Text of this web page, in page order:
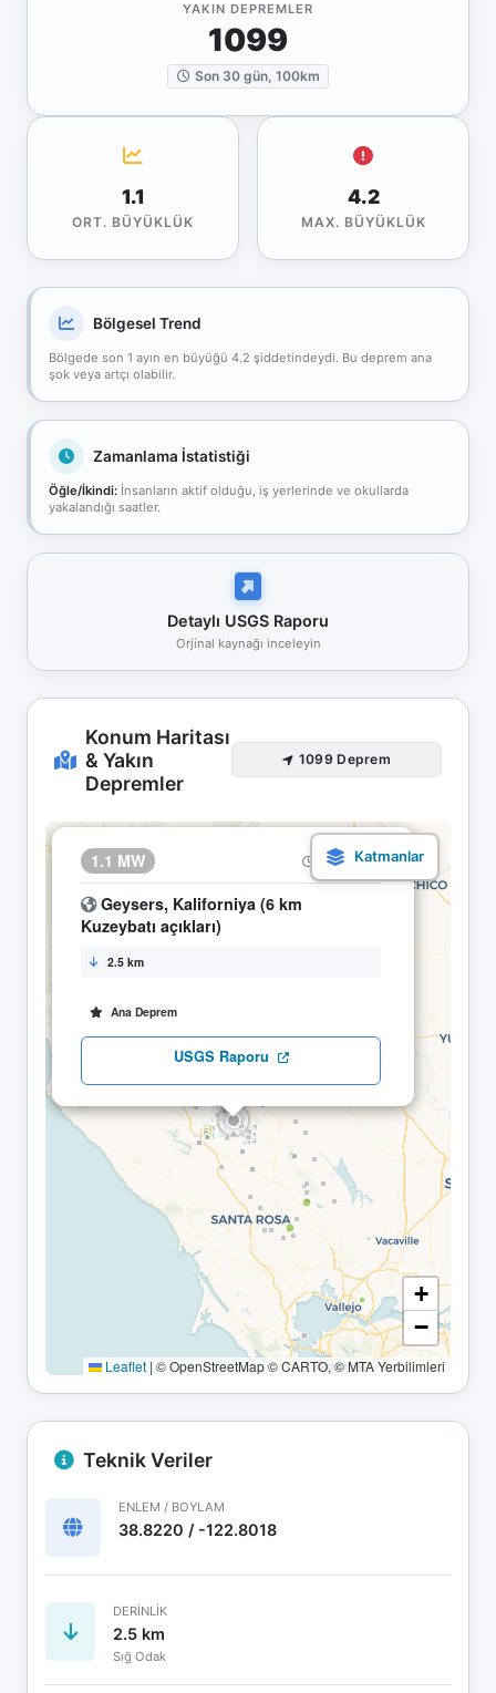
YAKIN DEPREMLER
1099
Son 30 gün, 100km
1.1
ORT. BÜYÜKLÜK
4.2
MAX. BÜYÜKLÜK
Bölgesel Trend
Bölgede son 1 ayın en büyüğü 4.2 şiddetindeydi. Bu deprem ana
şok veya artçı olabilir.
Zamanlama İstatistiği
Öğle/İkindi: İnsanların aktif olduğu, iş yerlerinde ve okullarda
yakalandığı saatler.
Detaylı USGS Raporu
Orjinal kaynağı inceleyin
Konum Haritası
& Yakın
Depremler
1099 Deprem
1.1 MW 03.05 16:33
Geysers, Kaliforniya (6 km
Kuzeybatı açıkları)
2.5 km
Ana Deprem
USGS Raporu
×
+
−
Leaflet | © OpenStreetMap © CARTO, © MTA Yerbilimleri
Teknik Veriler
ENLEM / BOYLAM
38.8220 / -122.8018
DERINLIK
2.5 km
Sığ Odak